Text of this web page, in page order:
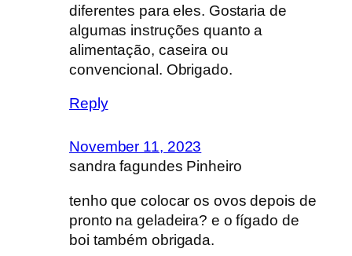
diferentes para eles. Gostaria de
algumas instruções quanto a
alimentação, caseira ou
convencional. Obrigado.
Reply
November 11, 2023
sandra fagundes Pinheiro
tenho que colocar os ovos depois de
pronto na geladeira? e o fígado de
boi também obrigada.